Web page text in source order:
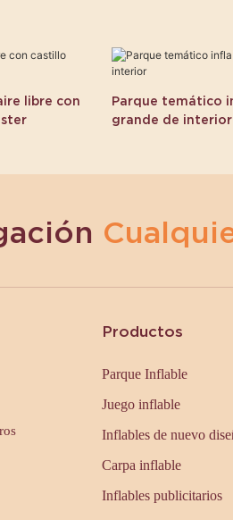
libre con
Parque temático
grande de interior
Productos
Parque Inflable
Juego inflable
Inflables de nuevo
Carpa inflable
Inflables publicitarios